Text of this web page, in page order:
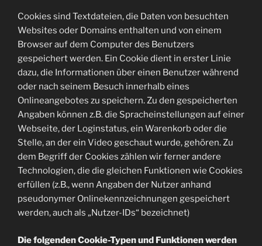
Cookies sind Textdateien, die Daten von besuchten
Websites oder Domains enthalten und von einem
Browser auf dem Computer des Benutzers
gespeichert werden. Ein Cookie dient in erster Linie
dazu, die Informationen über einen Benutzer während
oder nach seinem Besuch innerhalb eines
Onlineangebotes zu speichern. Zu den gespeicherten
Angaben können z.B. die Spracheinstellungen auf einer
Webseite, der Loginstatus, ein Warenkorb oder die
Stelle, an der ein Video geschaut wurde, gehören. Zu
dem Begriff der Cookies zählen wir ferner andere
Technologien, die die gleichen Funktionen wie Cookies
erfüllen (z.B., wenn Angaben der Nutzer anhand
pseudonymer Onlinekennzeichnungen gespeichert
werden, auch als „Nutzer-IDs“ bezeichnet)
Die folgenden Cookie-Typen und Funktionen werden